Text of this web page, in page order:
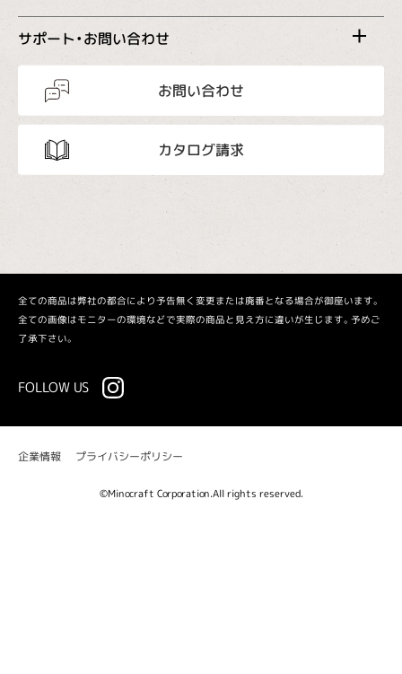
サポート・お問い合わせ
お問い合わせ
カタログ請求
全ての商品は弊社の都合により予告無く変更または廃番となる場合が御座います。
全ての画像はモニターの環境などで実際の商品と見え方に違いが生じます。予めご
了承下さい。
FOLLOW US
企業情報 プライバシーポリシー
©Minocraft Corporation.All rights reserved.